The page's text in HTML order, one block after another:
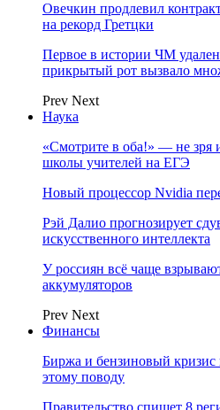
Овечкин продлевил
на рекорд Гретцки
Первое в истории ЧМ
прикрытый рот вызвало
Prev Next
Наука
«Смотрите в оба!» — не зря
школы учителей на ЕГЭ
Новый процессор Nvidia
Рэй Далио прогнозирует
искусственного интеллекта
У россиян всё чаще
аккумуляторов
Prev Next
Финансы
Биржа и бензиновый кризис
этому поводу
Правительство спишет 8